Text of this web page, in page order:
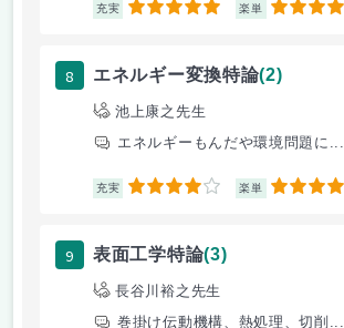
充実 5 楽単 5
8 エネルギー変換特論(2)
池上康之先生
エネルギーもんだや環境問題に...
充実 4 楽単 4.5
9 表面工学特論(3)
長谷川裕之先生
巻掛け伝動機構、熱処理、切削...